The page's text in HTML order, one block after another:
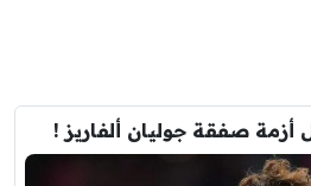
أزمة صفقة جوليان ألفاريز !